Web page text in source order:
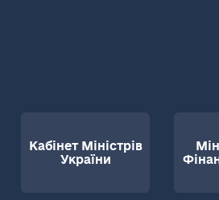
Кабінет Міністрів
України